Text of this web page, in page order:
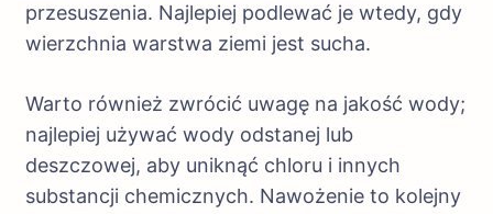
przesuszenia. Najlepiej podlewać je wtedy, gdy
wierzchnia warstwa ziemi jest sucha.
Warto również zwrócić uwagę na jakość wody;
najlepiej używać wody odstanej lub
deszczowej, aby uniknąć chloru i innych
substancji chemicznych. Nawożenie to kolejny